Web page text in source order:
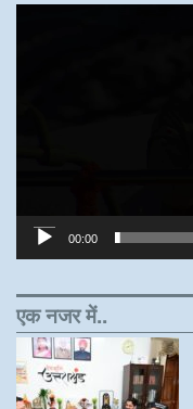
00:00
एक नजर में..